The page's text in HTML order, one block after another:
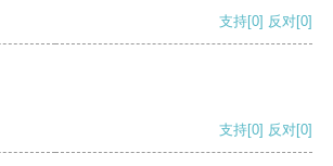
支持[0] 反对[0]
支持[0] 反对[0]